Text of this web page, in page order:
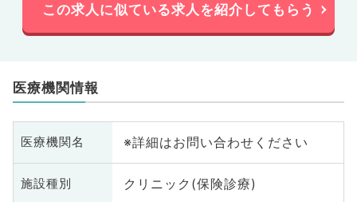
この求人に似ている求人を紹介してもらう
医療機関情報
医療機関名 ※詳細はお問い合わせください
施設種別 クリニック(保険診療)